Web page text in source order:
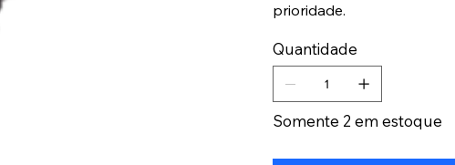
prioridade.
Quantidade
Somente 2 em estoque